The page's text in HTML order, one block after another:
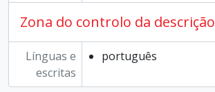
Zona do controlo da descrição
Línguas e
escritas
português